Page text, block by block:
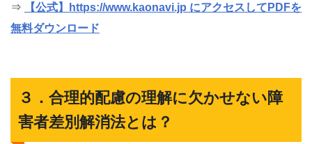
⇒
【公式】https://www.kaonavi.jp にアクセスしてPDFを
無料ダウンロード
３．合理的配慮の理解に欠かせない障
害者差別解消法とは？